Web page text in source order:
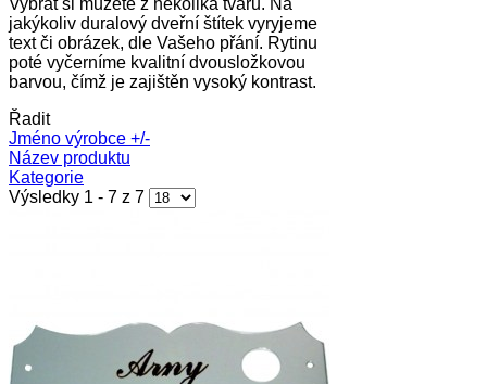
Vybrat si můžete z několika tvarů. Na
jakýkoliv duralový dveřní štítek vyryjeme
text či obrázek, dle Vašeho přání. Rytinu
poté vyčerníme kvalitní dvousložkovou
barvou, čímž je zajištěn vysoký kontrast.
Řadit
Jméno výrobce +/-
Název produktu
Kategorie
Výsledky 1 - 7 z 7